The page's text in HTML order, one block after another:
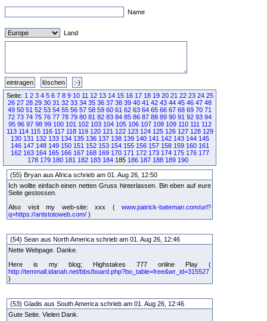
Name
Land
Seite: 1 2 3 4 5 6 7 8 9 10 11 12 13 14 15 16 17 18 19 20 21 22 23 24 25
26 27 28 29 30 31 32 33 34 35 36 37 38 39 40 41 42 43 44 45 46 47 48
49 50 51 52 53 54 55 56 57 58 59 60 61 62 63 64 65 66 67 68 69 70 71
72 73 74 75 76 77 78 79 80 81 82 83 84 85 86 87 88 89 90 91 92 93 94
95 96 97 98 99 100 101 102 103 104 105 106 107 108 109 110 111 112
113 114 115 116 117 118 119 120 121 122 123 124 125 126 127 128 129
130 131 132 133 134 135 136 137 138 139 140 141 142 143 144 145
146 147 148 149 150 151 152 153 154 155 156 157 158 159 160 161
162 163 164 165 166 167 168 169 170 171 172 173 174 175 176 177
178 179 180 181 182 183 184 185 186 187 188 189 190
(55) Bryan aus Africa schrieb am 01. Aug 26, 12:50
Ich wollte einfach einen netten Gruss hinterlassen. Bin eben auf eure
Seite gestossen.
Also visit my web-site: xxx ( www.patrick-bateman.com/url?
q=https://artistotoweb.com/ )
(54) Sean aus North America schrieb am 01. Aug 26, 12:46
Nette Webpage. Danke.
Here is my blog; Highstakes 777 online Play (
http://temmall.idanah.net/bbs/board.php?bo_table=free&wr_id=315527
)
(53) Gladis aus South America schrieb am 01. Aug 26, 12:46
Gute Seite. Vielen Dank.